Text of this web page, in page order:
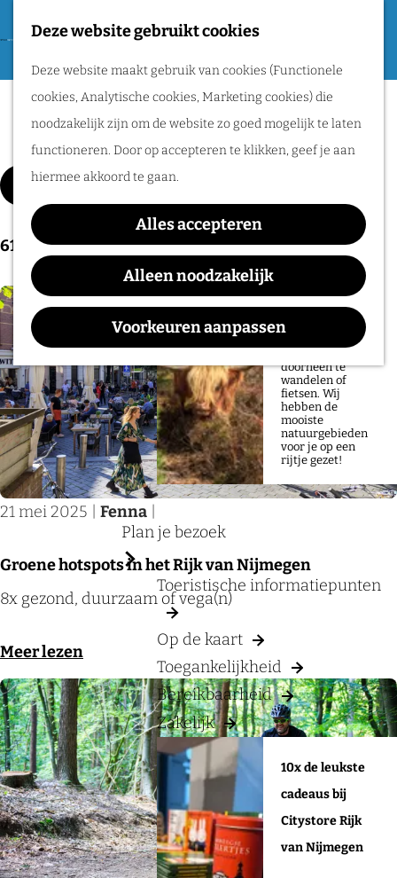
Deze website gebruikt cookies
Deze website maakt gebruik van cookies (Functionele
cookies, Analytische cookies, Marketing cookies) die
noodzakelijk zijn om de website zo goed mogelijk te laten
functioneren. Door op accepteren te klikken, geef je aan
hiermee akkoord te gaan.
Alles accepteren
Alleen noodzakelijk
Voorkeuren aanpassen
a
r
e
o
m
e
p
a
g
e
F
a
v
o
r
i
e
e
M
e
n
u
Routes
Wandelen
Fietsen
Routeplanner
Natuurgebieden
in het Rijk van
natuur in het Rijk
van Nijmegen is
doorheen te
wandelen of
fietsen. Wij
hebben de
mooiste
natuurgebieden
voor je op een
rijtje gezet!
Plan je bezoek
Toeristische informatiepunten
Op de kaart
Toegankelijkheid
Bereikbaarheid
Zakelijk
10x de leukste
cadeaus bij
Citystore Rijk
van Nijmegen
Artikelen
W
a
z
o
e
k
j
e
?
Filter
61 t/m 72 van 93 resultaten
Groene hotspots in het Rijk van Nijmegen
21 mei 2025 Fenna
G
o
e
n
e
h
o
t
s
p
8x gezond, duurzaam of vega(n)
Meer lezeno
v
e
r
G
r
o
e
n